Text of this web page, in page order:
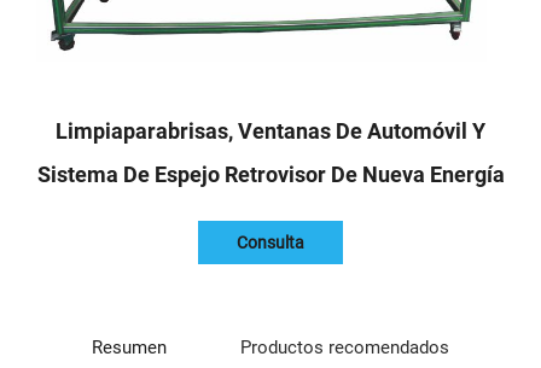
Limpiaparabrisas, Ventanas De Automóvil Y
Sistema De Espejo Retrovisor De Nueva Energía
Consulta
Resumen Productos recomendados